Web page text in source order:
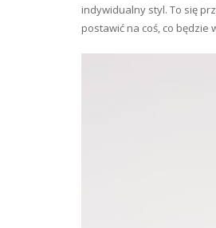
indywidualny styl. To się
postawić na coś, co będzie